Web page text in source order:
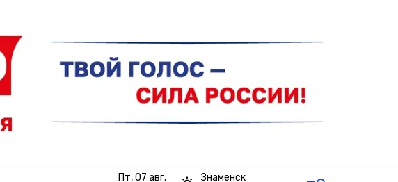
пт, 07 авг.
Знаменск